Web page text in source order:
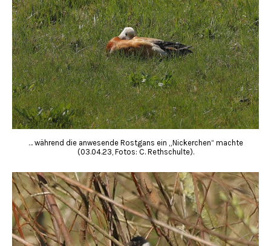
… während die anwesende Rostgans ein „Nickerchen“ machte
(03.04.23, Fotos: C. Rethschulte).